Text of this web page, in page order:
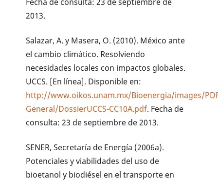
Fecha de consulta: 23 de septiembre de
2013.
Salazar, A. y Masera, O. (2010). México ante
el cambio climático. Resolviendo
necesidades locales con impactos globales.
UCCS. [En línea]. Disponible en:
http://www.oikos.unam.mx/Bioenergia/images/
General/DossierUCCS-CC10A.pdf. Fecha de
consulta: 23 de septiembre de 2013.
SENER, Secretaría de Energía (2006a).
Potenciales y viabilidades del uso de
bioetanol y biodiésel en el transporte en